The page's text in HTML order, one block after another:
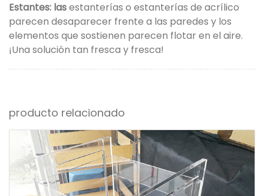
Estantes: lasestanterías o estanterías de acrílico
parecen desaparecer frente a las paredes y los
elementos que sostienen parecen flotar en el aire.
¡Una solución tan fresca y fresca!
producto relacionado